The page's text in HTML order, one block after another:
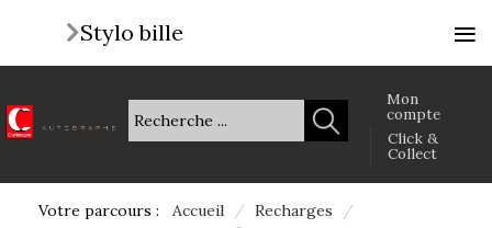
Mon
compte
Click &
Collect
Votre parcours : Accueil / Recharges
/
Stylo bille ≡